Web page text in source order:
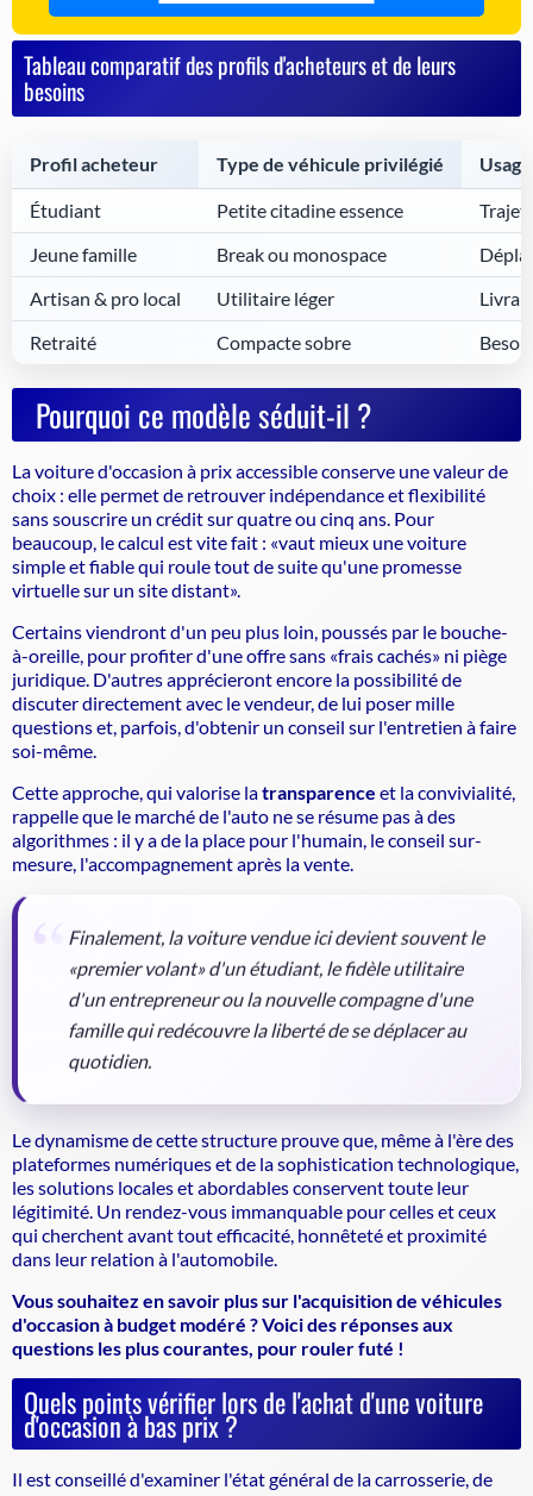
Tableau comparatif des profils d'acheteurs et de leurs
besoins
Profil acheteur Type de véhicule privilégié
Étudiant Petite citadine essence
Jeune famille
Break ou monospace
Artisan & pro local
Utilitaire léger
Retraité
Compacte sobre
Pourquoi ce modèle séduit-il ?
La voiture d'occasion à prix accessible conserve une valeur de
choix : elle permet de retrouver indépendance et flexibilité
sans souscrire un crédit sur quatre ou cinq ans. Pour
beaucoup, le calcul est vite fait : «vaut mieux une voiture
simple et fiable qui roule tout de suite qu'une promesse
virtuelle sur un site distant».
Certains viendront d'un peu plus loin, poussés par le bouche-
à-oreille, pour profiter d'une offre sans «frais cachés» ni piège
juridique. D'autres apprécieront encore la possibilité de
discuter directement avec le vendeur, de lui poser mille
questions et, parfois, d'obtenir un conseil sur l'entretien à faire
soi-même.
Cette approche, qui valorise latransparence et la convivialité,
rappelle que le marché de l'auto ne se résume pas à des
algorithmes : il y a de la place pour l'humain, le conseil sur-
mesure, l'accompagnement après la vente.
Finalement, la voiture vendue ici devient souvent le
«premier volant» d'un étudiant, le fidèle utilitaire
d'un entrepreneur ou la nouvelle compagne d'une
famille qui redécouvre la liberté de se déplacer au
quotidien.
Le dynamisme de cette structure prouve que, même à l'ère des
plateformes numériques et de la sophistication technologique,
les solutions locales et abordables conservent toute leur
légitimité. Un rendez-vous immanquable pour celles et ceux
qui cherchent avant tout efficacité, honnêteté et proximité
dans leur relation à l'automobile.
Vous souhaitez en savoir plus sur l'acquisition de véhicules
d'occasion à budget modéré ? Voici des réponses aux
questions les plus courantes, pour rouler futé !
Quels points vérifier lors de l'achat d'une voiture
d'occasion à bas prix ?
Il est conseillé d'examiner l'état général de la carrosserie, de